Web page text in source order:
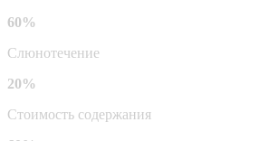
60%
Слюнотечение
20%
Стоимость содержания